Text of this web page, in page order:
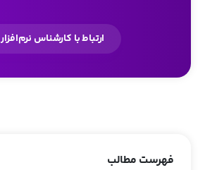
ارتباط با کارشناس نرم‌افزار
فهرست مطالب